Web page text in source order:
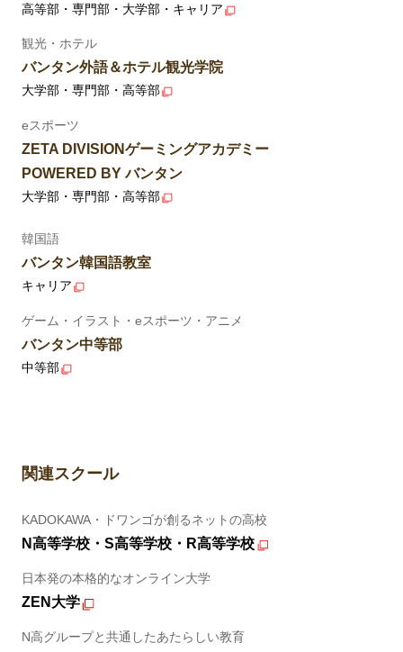
高等部・専門部・大学部・キャリア
観光・ホテル
バンタン外語＆ホテル観光学院
大学部・専門部・高等部
eスポーツ
ZETA DIVISIONゲーミングアカデミー
POWERED BY バンタン
大学部・専門部・高等部
韓国語
バンタン韓国語教室
キャリア
ゲーム・イラスト・eスポーツ・アニメ
バンタン中等部
中等部
関連スクール
KADOKAWA・ドワンゴが創るネットの高校
N高等学校・S高等学校・R高等学校
日本発の本格的なオンライン大学
ZEN大学
N高グループと共通したあたらしい教育